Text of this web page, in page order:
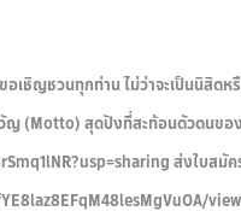
เชิญชวนทุกท่าน ไม่ว่าจะเป็นนิสิต
(Motto) สุดปังที่สะท้อนตัวตนของ
ส่งใบสมั